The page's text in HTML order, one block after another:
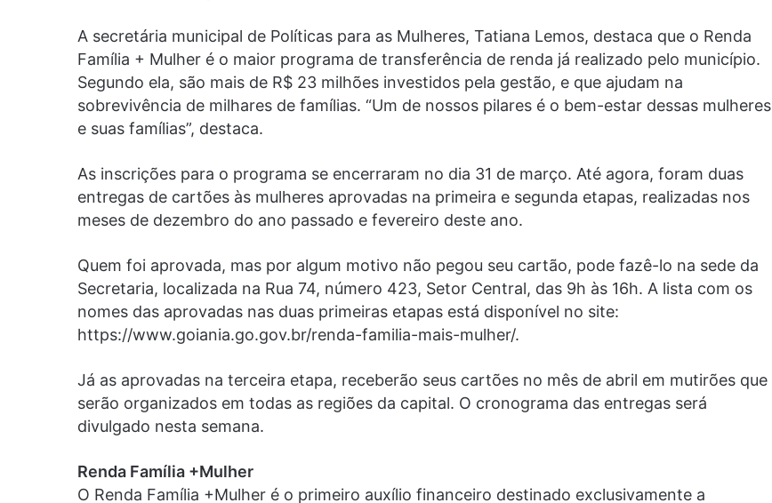
A secretária municipal de Políticas para as Mulheres, Tatiana Lemos, destaca que o Renda
Família + Mulher é o maior programa de transferência de renda já realizado pelo município.
Segundo ela, são mais de R$ 23 milhões investidos pela gestão, e que ajudam na
sobrevivência de milhares de famílias. “Um de nossos pilares é o bem-estar dessas mulheres
e suas famílias”, destaca.
As inscrições para o programa se encerraram no dia 31 de março. Até agora, foram duas
entregas de cartões às mulheres aprovadas na primeira e segunda etapas, realizadas nos
meses de dezembro do ano passado e fevereiro deste ano.
Quem foi aprovada, mas por algum motivo não pegou seu cartão, pode fazê-lo na sede da
Secretaria, localizada na Rua 74, número 423, Setor Central, das 9h às 16h. A lista com os
nomes das aprovadas nas duas primeiras etapas está disponível no site:
https://www.goiania.go.gov.br/renda-familia-mais-mulher/.
Já as aprovadas na terceira etapa, receberão seus cartões no mês de abril em mutirões que
serão organizados em todas as regiões da capital. O cronograma das entregas será
divulgado nesta semana.
Renda Família +Mulher
O Renda Família +Mulher é o primeiro auxílio financeiro destinado exclusivamente a